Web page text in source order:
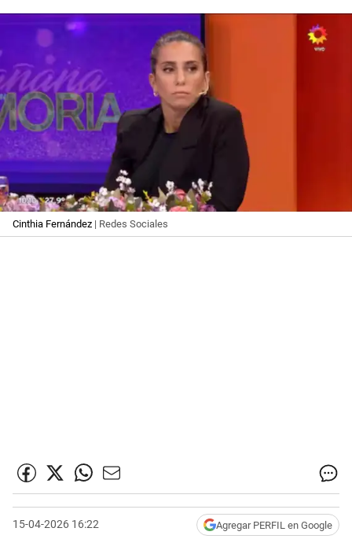
Cinthia Fernández | Redes Sociales
15-04-2026 16:22 Agregar PERFIL en Google